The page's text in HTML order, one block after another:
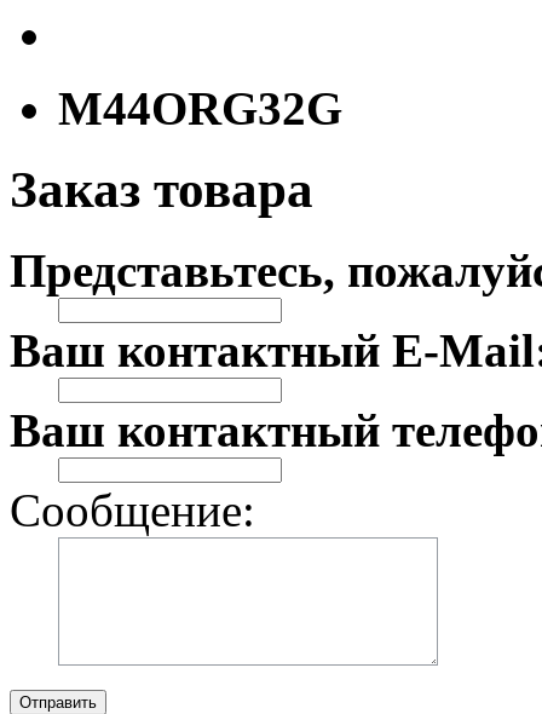
M44ORG32G
Заказ товара
Представьтесь,
Ваш контактный E-
Ваш контактный
Сообщение:
Отправить